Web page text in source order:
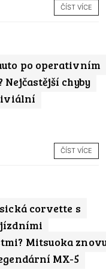
ČÍST VÍCE
po operativním
Nejčastější chyby
ČÍST VÍCE
corvette s
Mitsuoka
MX-5